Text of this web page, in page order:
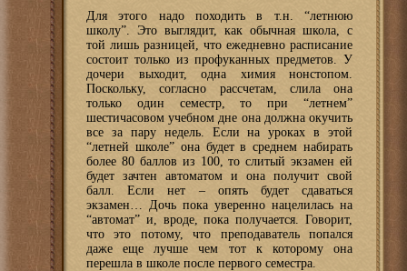
Для этого надо походить в т.н. “летнюю
школу”. Это выглядит, как обычная школа, с
той лишь разницей, что ежедневно расписание
состоит только из профуканных предметов. У
дочери выходит, одна химия нонстопом.
Поскольку, согласно рассчетам, слила она
только один семестр, то при “летнем”
шестичасовом учебном дне она должна окучить
все за пару недель. Если на уроках в этой
“летней школе” она будет в среднем набирать
более 80 баллов из 100, то слитый экзамен ей
будет зачтен автоматом и она получит свой
балл. Если нет – опять будет сдаваться
экзамен… Дочь пока уверенно нацелилась на
“автомат” и, вроде, пока получается. Говорит,
что это потому, что преподаватель попался
даже еще лучше чем тот к которому она
перешла в школе после первого семестра.